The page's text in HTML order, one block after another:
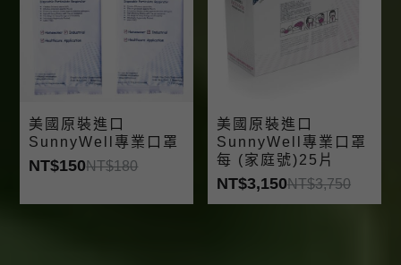
美國原裝進口
SunnyWell專業口罩
NT$150NT$180
美國原裝進口
SunnyWell專業口罩
每 (家庭號)25片
NT$3,150NT$3,750